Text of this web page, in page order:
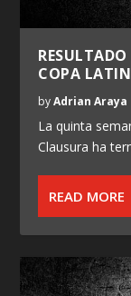
COPA
byAdrian Araya
La quinta
Clausura ha
READ MORE